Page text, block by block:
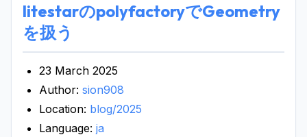
litestarのpolyfactoryでGeometry
を扱う
23 March 2025
Author: sion908
Location: blog/2025
Language: ja